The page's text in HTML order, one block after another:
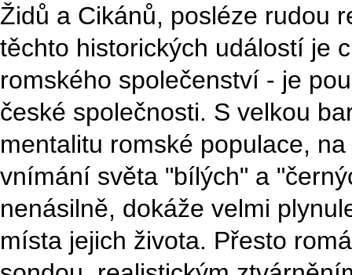
Židů a Cikánů, posléze rudou
těchto historických událostí je
romského společenství - je
české společnosti. S velkou
mentalitu romské populace,
vnímání světa "bílých" a
nenásilně, dokáže velmi
místa jejich života. Přesto